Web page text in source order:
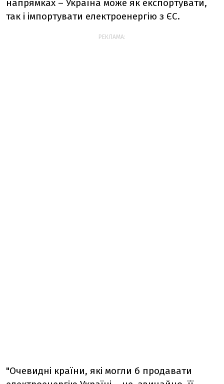
напрямках – Україна може як експортувати,
так і імпортувати електроенергію з ЄС.
РЕКЛАМА:
"Очевидні країни, які могли б продавати